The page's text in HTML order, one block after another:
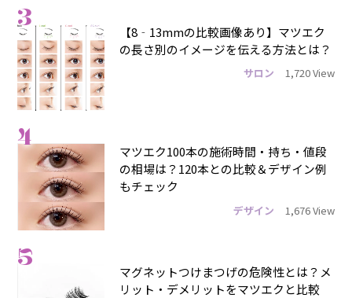
3
【8‐13mmの比較画像あり】マツエク
の長さ別のイメージを伝える方法とは？
サロン 1,720 View
4
マツエク100本の施術時間・持ち・値段
の相場は？120本との比較＆デザイン例
もチェック
デザイン 1,676 View
5
マグネットつけまつげの危険性とは？メ
リット・デメリットをマツエクと比較